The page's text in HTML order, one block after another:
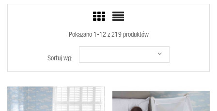
Pokazano 1-12 z 219 produktów
Sortuj wg: